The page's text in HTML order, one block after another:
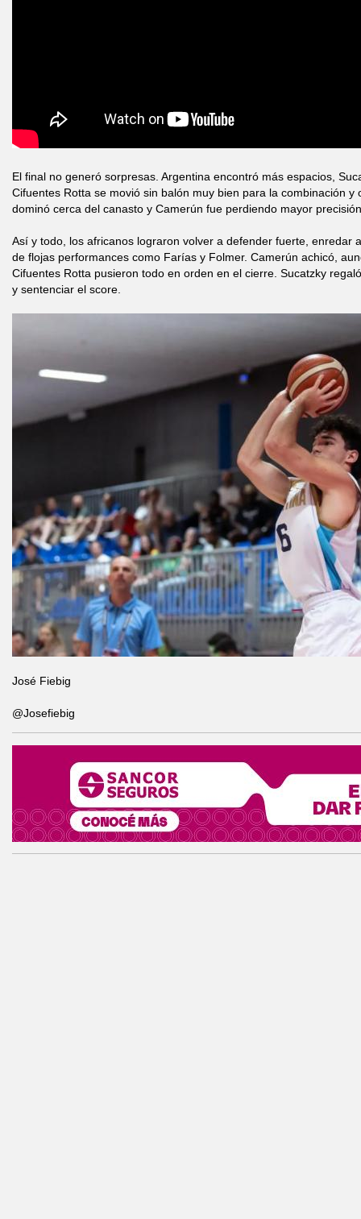
El final no generó sorpresas. Argentina encontró más espacios,
Cifuentes Rotta se movió sin balón muy bien para la combinación y
dominó cerca del canasto y Camerún fue perdiendo mayor
Así y todo, los africanos lograron volver a defender fuerte, enredar
de flojas performances como Farías y Folmer. Camerún achicó,
Cifuentes Rotta pusieron todo en orden en el cierre. Sucatzky
y sentenciar el score.
José Fiebig
@Josefiebig